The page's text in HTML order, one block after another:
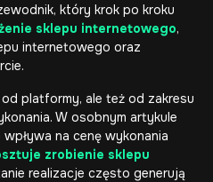
który krok po kroku
sklepu internetowego,
internetowego oraz
platformy, ale też od zakresu
W osobnym artykule
na cenę wykonania
zrobienie sklepu
realizacje często generują